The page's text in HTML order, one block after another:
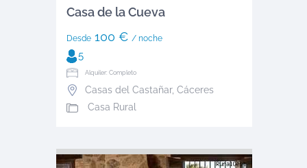
Casa de la Cueva
Desde100 € / noche
5
Alquiler: Completo
Casas del Castañar, Cáceres
Casa Rural